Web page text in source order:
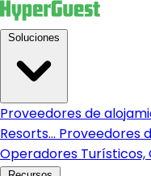
Proveedores de
Resorts... Proveedores
Operadores Turísticos,